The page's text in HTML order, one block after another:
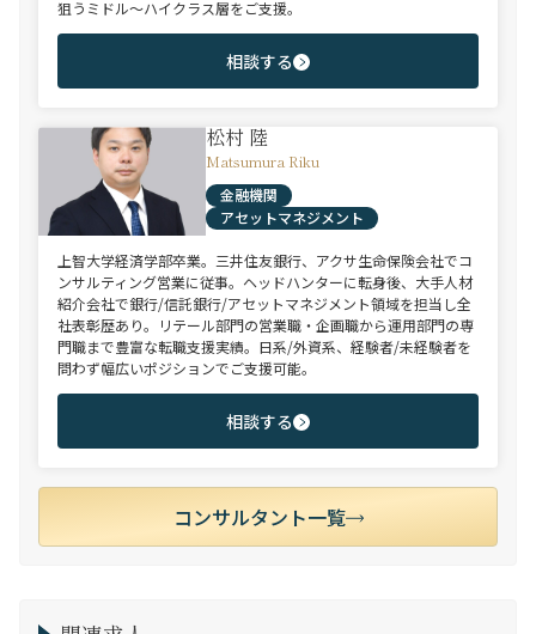
狙うミドル～ハイクラス層をご支援。
相談する
松村 陸
Matsumura Riku
金融機関
アセットマネジメント
上智大学経済学部卒業。三井住友銀行、アクサ生命保険会社でコ
ンサルティング営業に従事。ヘッドハンターに転身後、大手人材
紹介会社で銀行/信託銀行/アセットマネジメント領域を担当し全
社表彰歴あり。リテール部門の営業職・企画職から運用部門の専
門職まで豊富な転職支援実績。日系/外資系、経験者/未経験者を
問わず幅広いポジションでご支援可能。
相談する
コンサルタント一覧